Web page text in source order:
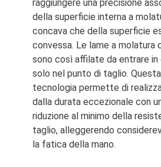
raggiungere una precisione
della superficie interna a
concava che della superficie
convessa. Le lame a molatura
sono così affilate da entrare
solo nel punto di taglio.
tecnologia permette di
dalla durata eccezionale con
riduzione al minimo della
taglio, alleggerendo
la fatica della mano.